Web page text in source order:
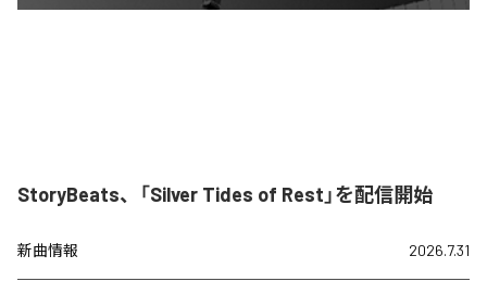
StoryBeats、「Silver Tides of Rest」を配信開始
新曲情報 2026.7.31